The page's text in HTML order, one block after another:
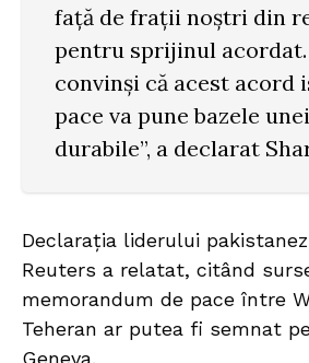
față de frații noștri din
pentru sprijinul acordat.
convinși că acest acord
pace va pune bazele
durabile”, a declarat
Declarația liderului
Reuters a relatat, citând
memorandum de pace între
Teheran ar putea fi semnat